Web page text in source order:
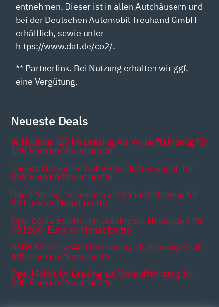
entnehmen. Dieser ist in allen Autohäusern und
bei der Deutschen Automobil Treuhand GmbH
erhältlich, sowie unter
https://www.dat.de/co2/.
** Partnerlink. Bei Nutzung erhalten wir ggf.
eine Vergütung.
Neueste Deals
🔥 Hyundai i20 im Leasing Als Vorlauffahrzeug für
129 Euro im Monat brutto
Hyundai Bayon im Auto-Abo als Neuwagen für
259 Euro im Monat brutto
Dacia Spring im Leasing als Vorlauffahrzeug für
89 Euro im Monat brutto
Opel Corsa Electric im Leasing als Neuwagen für
99 [266] Euro im Monat brutto
BMW X3 xDrive40d im Leasing als Neuwagen ab
485 Euro im Monat netto
Opel Mokka im Leasing als Vorlauffahrzeug für
200 Euro im Monat brutto